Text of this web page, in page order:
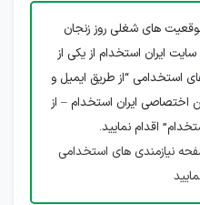
های شغلی روز زنجان
ایران استخدام از یکی از
استخدامی “از طریق ایمیل و
اختصاصی ایران استخدام – از
اقدام نمایید.
نیازمندی های استخدامی